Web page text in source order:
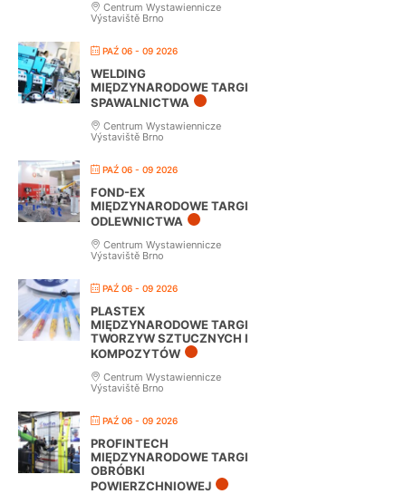
Centrum Wystawiennicze
Výstaviště Brno
PAŹ 06 - 09 2026
WELDING
MIĘDZYNARODOWE TARGI
SPAWALNICTWA
Centrum Wystawiennicze
Výstaviště Brno
PAŹ 06 - 09 2026
FOND-EX
MIĘDZYNARODOWE TARGI
ODLEWNICTWA
Centrum Wystawiennicze
Výstaviště Brno
PAŹ 06 - 09 2026
PLASTEX
MIĘDZYNARODOWE TARGI
TWORZYW SZTUCZNYCH I
KOMPOZYTÓW
Centrum Wystawiennicze
Výstaviště Brno
PAŹ 06 - 09 2026
PROFINTECH
MIĘDZYNARODOWE TARGI
OBRÓBKI
POWIERZCHNIOWEJ